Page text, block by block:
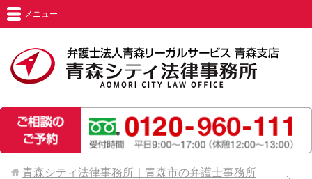
メニュー
青森シティ法律事務所｜青森市の弁護士事務所